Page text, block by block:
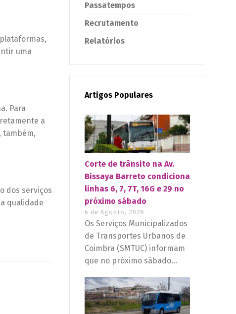
uma
Para
a
também,
dos serviços
qualidade
Passatempos
Recrutamento
Relatórios
Artigos Populares
Corte de trânsito na Av.
Bissaya Barreto condiciona
linhas 6, 7, 7T, 16G e 29 no
próximo sábado
6 de Agosto, 2026
Os Serviços Municipalizados
de Transportes Urbanos de
Coimbra (SMTUC) informam
que no próximo sábado...